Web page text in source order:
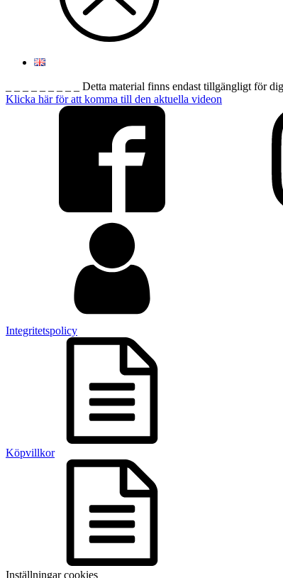
_ _ _ _ _ _ _ _ _ Detta material finns endast tillgängligt för
Klicka här för att komma till den aktuella videon
Integritetspolicy
Köpvillkor
Inställningar cookies